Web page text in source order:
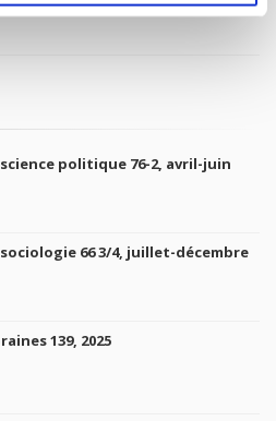
politique 76-2, avril-juin
66 3/4, juillet-décembre
139, 2025